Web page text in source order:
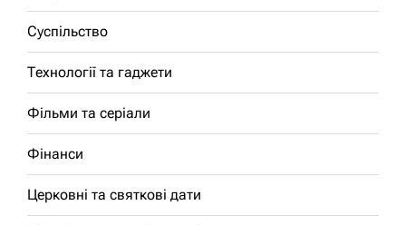
Суспільство
Технології та гаджети
Фільми та серіали
Фінанси
Церковні та святкові дати